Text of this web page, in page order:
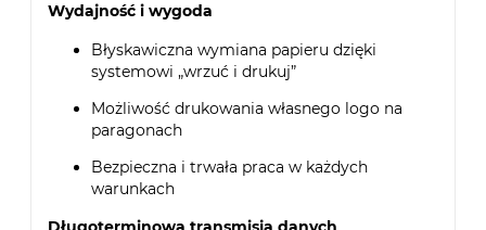
Wydajność i wygoda
Błyskawiczna wymiana papieru dzięki
systemowi „wrzuć i drukuj”
Możliwość drukowania własnego logo na
paragonach
Bezpieczna i trwała praca w każdych
warunkach